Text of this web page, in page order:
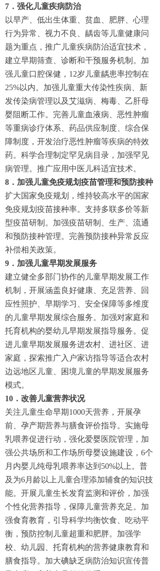
7．强化儿童疾病防治
以早产、低出生体重、贫血、肥胖、心理
行为异常、视力不良、龋齿等儿童健康问
题为重点，推广儿童疾病防治适宜技术，
建立早期筛查、诊断和干预服务机制。加
强儿童口腔保健，12岁儿童龋患率控制在
25%以内。加强儿童重大传染性疾病、新
发传染病管理以及艾滋病、梅毒、乙肝母
婴阻断工作。完善儿童血液病、恶性肿瘤
等重病诊疗体系、药品供应制度、综合保
障制度，开发治疗恶性肿瘤等疾病的特效
药。科学合理制定罕见病目录，加强罕见
病管理。推广应用中医儿科适宜技术。
8．加强儿童免疫规划疫苗管理和预防接种
扩大国家免疫规划，维持较高水平的国家
免疫规划疫苗接种率。支持多联多价等新
型疫苗研制。加强疫苗研制、生产、流通
和预防接种管理。完善预防接种异常反应
补偿相关政策。
9．加强儿童早期发展服务
建立健全多部门协作的儿童早期发展工作
机制，开展涵盖良好健康、充足营养、回
应性照护、早期学习、安全保障等多维度
的儿童早期发展综合服务。加强对家庭和
托育机构的婴幼儿早期发展指导服务。促
进儿童早期发展服务进农村、进社区、进
家庭，探索推广入户家访指导等适合农村
边远地区儿童、困境儿童的早期发展服务
模式。
10．改善儿童营养状况
关注儿童生命早期1000天营养，开展孕
前、孕产期营养与膳食评价指导。实施母
乳喂养促进行动，强化爱婴医院管理，加
强公共场所和工作场所母婴设施建设，6个
月内婴儿纯母乳喂养率达到50%以上。普
及为6月龄以上儿童合理添加辅食的知识技
能。开展儿童生长发育监测和评价，加强
个性化营养指导，保障儿童营养充足。加
强食育教育，引导科学均衡饮食、吃动平
衡，预防控制儿童超重和肥胖。加强学
校、幼儿园、托育机构的营养健康教育和
膳食指导。加大碘缺乏病防治知识宣传普